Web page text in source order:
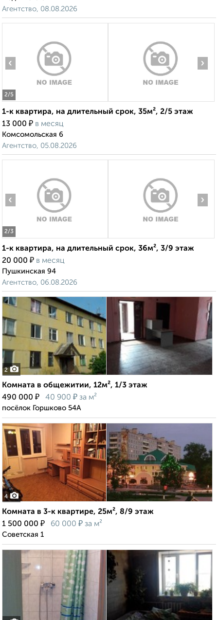
Агентство, 08.08.2026
2/5
‹ ›
1-к квартира, на длительный срок, 35м², 2/5 этаж
13 000 ₽ в месяц
Комсомольская 6
Агентство, 05.08.2026
2/3
‹ ›
1-к квартира, на длительный срок, 36м², 3/9 этаж
20 000 ₽ в месяц
Пушкинская 94
Агентство, 06.08.2026
2
Комната в общежитии, 12м², 1/3 этаж
490 000 ₽ 40 900 ₽ за м²
посёлок Горшково 54А
4
Комната в 3-к квартире, 25м², 8/9 этаж
1 500 000 ₽ 60 000 ₽ за м²
Советская 1